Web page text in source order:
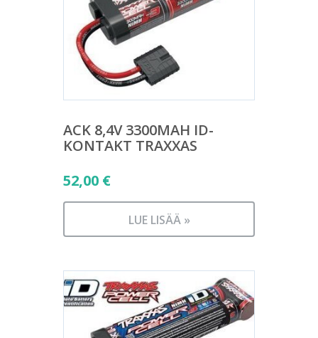
ACK 8,4V 3300MAH ID-
KONTAKT TRAXXAS
52,00 €
LUE LISÄÄ »